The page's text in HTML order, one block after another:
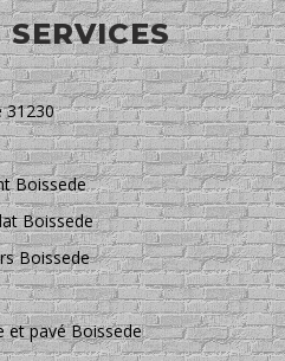
31230
Boissede
Boissede
Boissede
et pavé Boissede